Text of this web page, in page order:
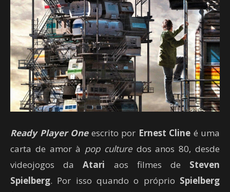
Ready Player Oneescrito por Ernest Cline é uma
carta de amor à pop culturedos anos 80, desde
videojogos daAtari aos filmes de Steven
Spielberg. Por isso quando o próprio Spielberg